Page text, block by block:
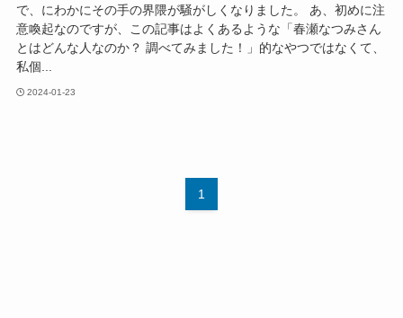
で、にわかにその手の界隈が騒がしくなりました。 あ、初めに注
意喚起なのですが、この記事はよくあるような「春瀬なつみさん
とはどんな人なのか？ 調べてみました！」的なやつではなくて、
私個...
2024-01-23
1